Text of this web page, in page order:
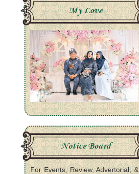
My Love
Notice Board
For Events, Review, Advertorial, &